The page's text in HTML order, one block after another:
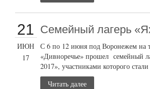
21
ИЮН
17
Семейный лагерь
С 6 по 12 июня под Воронежем на
«Дивноречье» прошел семейный
2017», участниками которого
Читать далее